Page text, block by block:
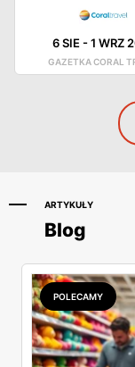
6 SIE-1 WRZ
GAZETKA CORAL
ARTYKUŁY
Blog
POLECAMY